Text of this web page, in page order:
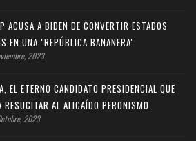
ACUSA A BIDEN DE CONVERTIR ESTADOS
EN UNA "REPÚBLICA BANANERA"
2023
EL ETERNO CANDIDATO PRESIDENCIAL QUE
RESUCITAR AL ALICAÍDO PERONISMO
2023